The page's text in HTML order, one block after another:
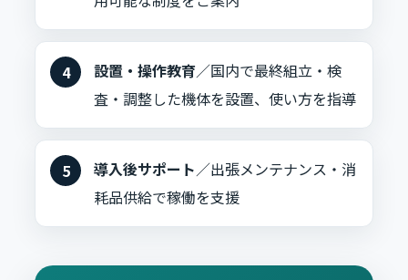
設置・操作教育／国内で最終組立・検
査・調整した機体を設置、使い方を指導
導入後サポート／出張メンテナンス・消
耗品供給で稼働を支援